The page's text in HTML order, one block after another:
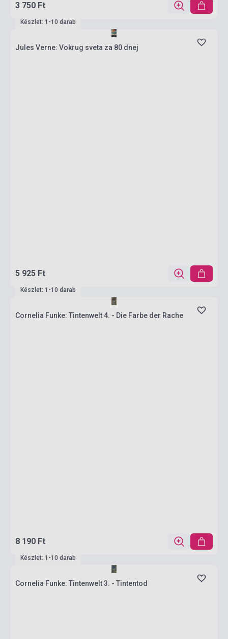
3 750 Ft
Készlet: 1-10 darab
Jules Verne: Vokrug sveta za 80 dnej
5 925 Ft
Készlet: 1-10 darab
Cornelia Funke: Tintenwelt 4. - Die Farbe der Rache
8 190 Ft
Készlet: 1-10 darab
Cornelia Funke: Tintenwelt 3. - Tintentod